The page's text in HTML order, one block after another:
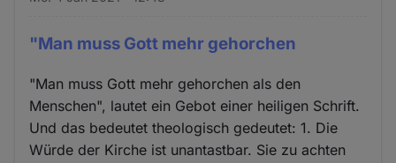
"Man muss Gott mehr gehorchen
"Man muss Gott mehr gehorchen als den
Menschen", lautet ein Gebot einer heiligen Schrift.
Und das bedeutet theologisch gedeutet: 1. Die
Würde der Kirche ist unantastbar. Sie zu achten